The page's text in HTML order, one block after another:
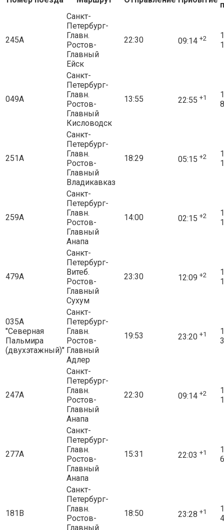
245А
Санкт-
Петербург-
Главн.
Ростов-
Главный
Ейск
22:30 09:14 +2
049А
Санкт-
Петербург-
Главн.
Ростов-
Главный
Кисловодск
13:55 22:55 +1
251А
Санкт-
Петербург-
Главн.
Ростов-
Главный
Владикавказ
18:29 05:15 +2
259А
Санкт-
Петербург-
Главн.
Ростов-
Главный
Анапа
14:00 02:15 +2
479А
Санкт-
Петербург-
Витеб.
Ростов-
Главный
Сухум
23:30 12:09 +2
035А
"Северная
Пальмира
(двухэтажный)"
Санкт-
Петербург-
Главн.
Ростов-
Главный
Адлер
19:53 23:20 +1
247А
Санкт-
Петербург-
Главн.
Ростов-
Главный
Анапа
22:30 09:14 +2
277А
Санкт-
Петербург-
Главн.
Ростов-
Главный
Анапа
15:31 22:03 +1
181В
Санкт-
Петербург-
Главн.
Ростов-
Главный
18:50 23:28 +1